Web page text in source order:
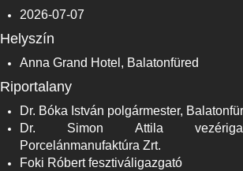
2026-07-07
Helyszín
Anna Grand Hotel, Balatonfüred
Riportalany
Dr. Bóka István polgármester,
Dr. Simon Attila
Porcelánmanufaktúra Zrt.
Foki Róbert fesztiváligazgató